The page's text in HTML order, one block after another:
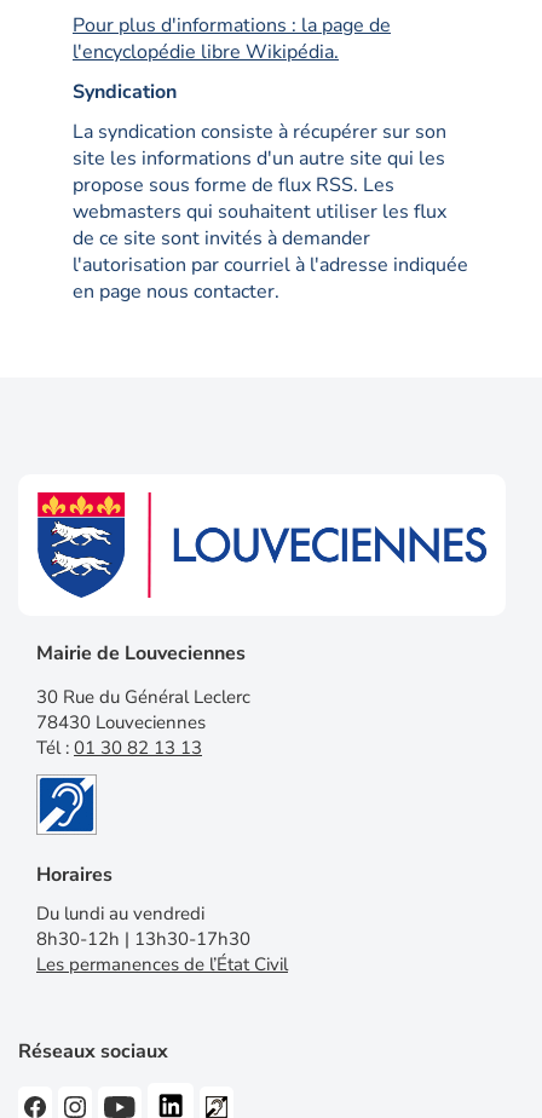
Pour plus d'informations : la page de
l'encyclopédie libre Wikipédia.
Syndication
La syndication consiste à récupérer sur son
site les informations d'un autre site qui les
propose sous forme de flux RSS. Les
webmasters qui souhaitent utiliser les flux
de ce site sont invités à demander
l'autorisation par courriel à l'adresse indiquée
en page nous contacter.
Mairie de Louveciennes
30 Rue du Général Leclerc
78430 Louveciennes
Tél : 01 30 82 13 13
Horaires
Du lundi au vendredi
8h30-12h | 13h30-17h30
Les permanences de l’État Civil
Réseaux sociaux